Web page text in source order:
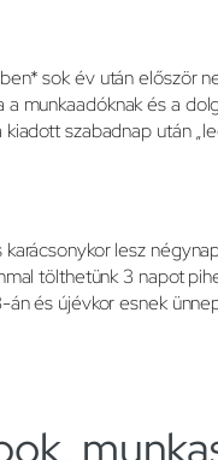
sok év után először
a munkaadóknak és a
szabadnap után
lesz
tölthetünk 3 napot
és újévkor esnek